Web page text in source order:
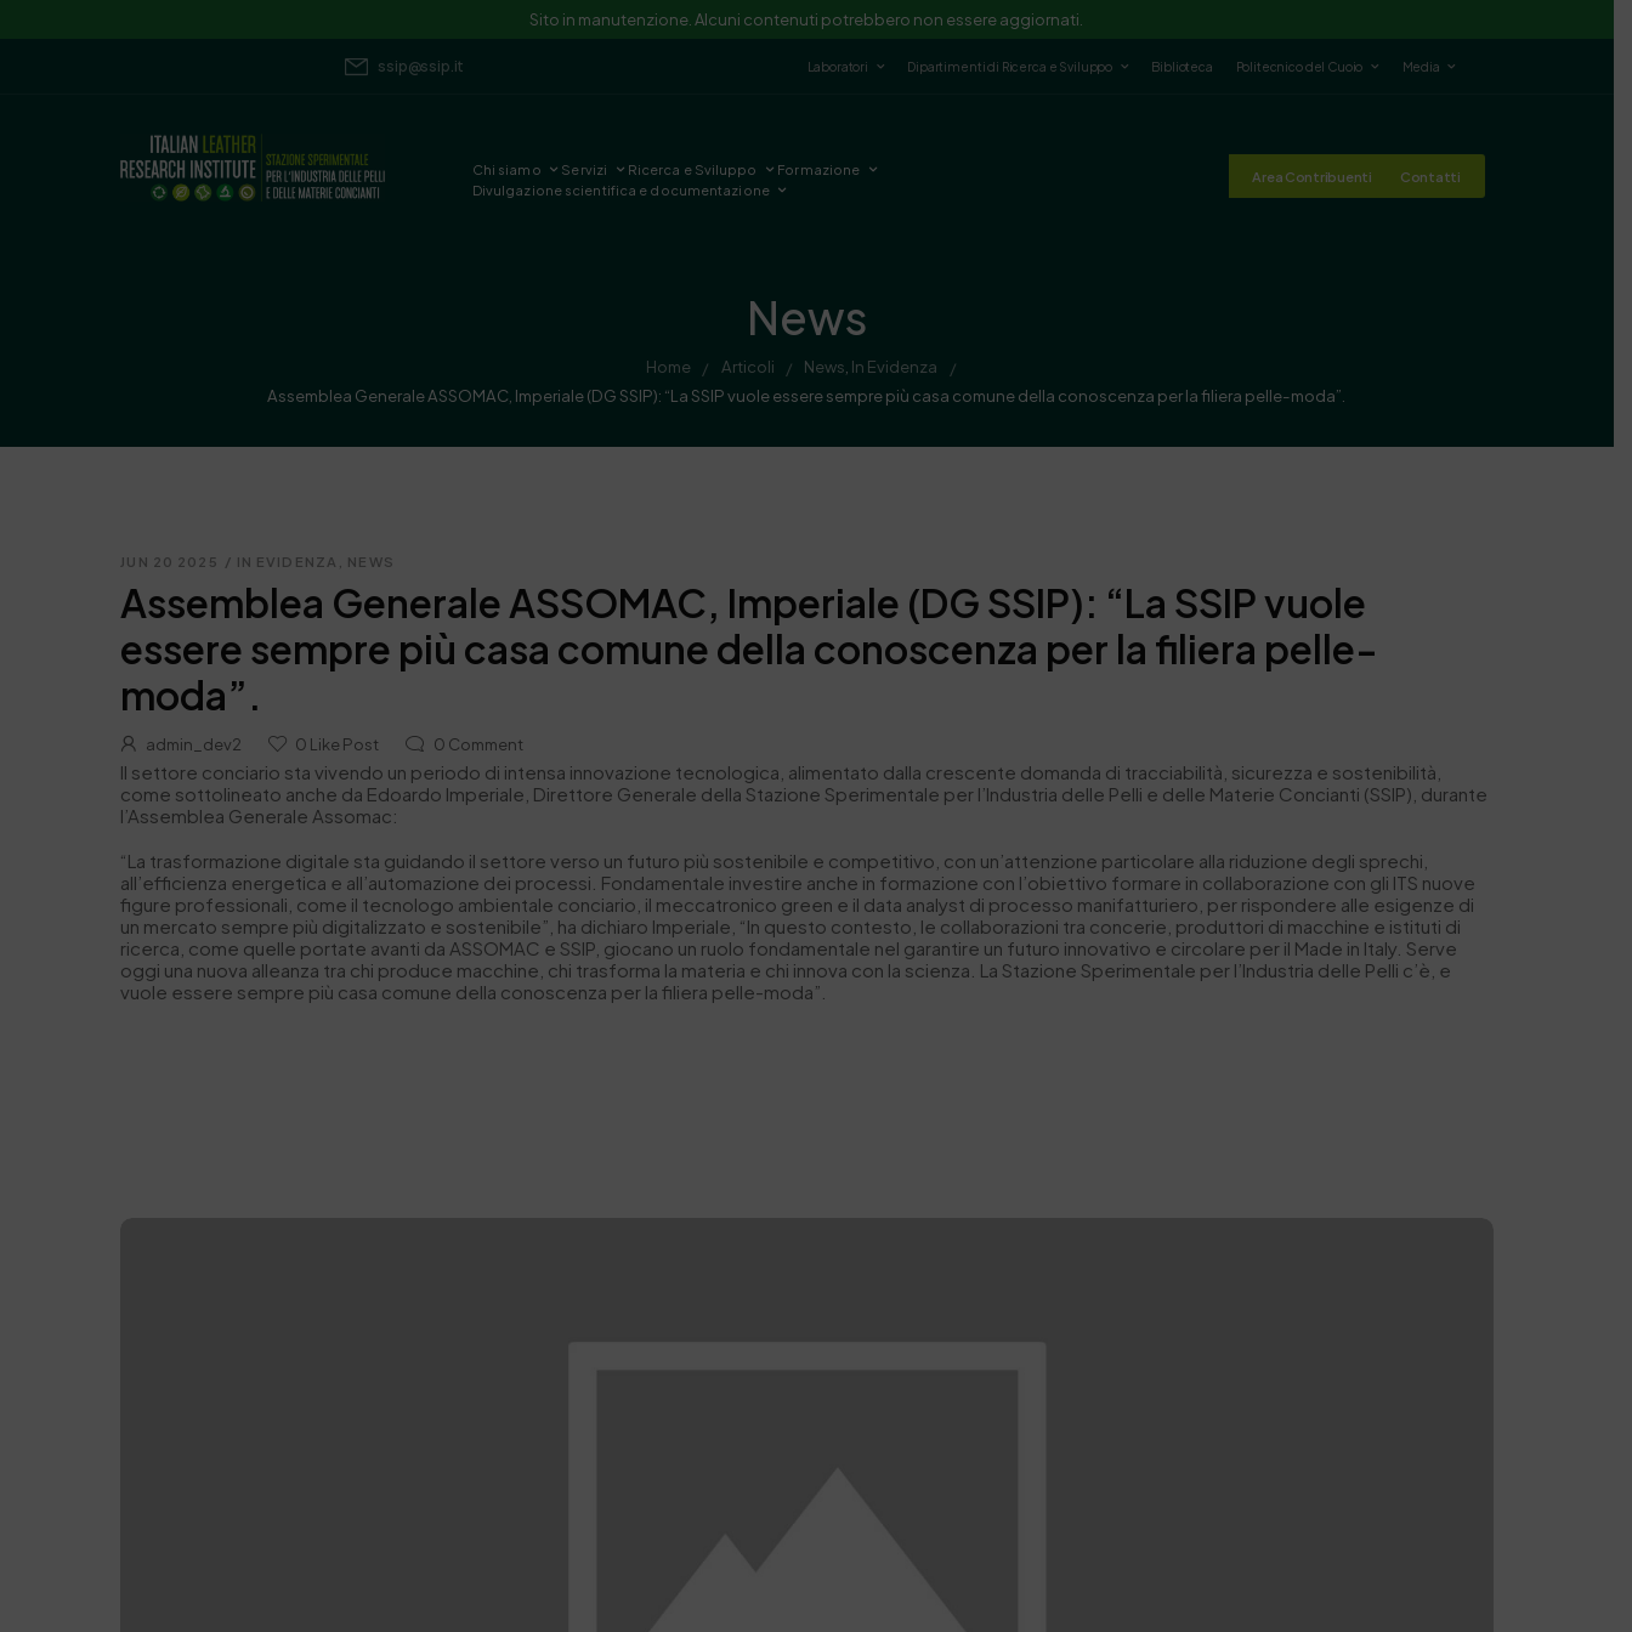
Sito in manutenzione. Alcuni contenuti potrebbero non essere aggiornati.
ssip@ssip.it Laboratori Dipartimenti di Ricerca e Sviluppo Biblioteca Politecnico del Cuoio Media
Chi siamo Servizi Ricerca e Sviluppo
Formazione
Divulgazione scientifica e documentazione
Area Contribuenti Contatti
News
Home / Articoli / News In Evidenza
/
Assemblea Generale ASSOMAC, Imperiale (DG SSIP): “La SSIP vuole essere sempre più casa comune della conoscenza per la filiera pelle-moda”.
JUN 20 2025 / IN EVIDENZA NEWS
Assemblea Generale ASSOMAC, Imperiale (DG SSIP): “La SSIP vuole
essere sempre più casa comune della conoscenza per la filiera pelle-
moda”.
admin_dev2 0 Like Post 0 Comment
Il settore conciario sta vivendo un periodo di intensa innovazione tecnologica, alimentato dalla crescente domanda di tracciabilità, sicurezza e sostenibilità,
come sottolineato anche da Edoardo Imperiale, Direttore Generale della Stazione Sperimentale per l’Industria delle Pelli e delle Materie Concianti (SSIP), durante
l’Assemblea Generale Assomac:
“La trasformazione digitale sta guidando il settore verso un futuro più sostenibile e competitivo, con un’attenzione particolare alla riduzione degli sprechi,
all’efficienza energetica e all’automazione dei processi. Fondamentale investire anche in formazione con l’obiettivo formare in collaborazione con gli ITS nuove
figure professionali, come il tecnologo ambientale conciario, il meccatronico green e il data analyst di processo manifatturiero, per rispondere alle esigenze di
un mercato sempre più digitalizzato e sostenibile”, ha dichiaro Imperiale, “In questo contesto, le collaborazioni tra concerie, produttori di macchine e istituti di
ricerca, come quelle portate avanti da ASSOMAC e SSIP, giocano un ruolo fondamentale nel garantire un futuro innovativo e circolare per il Made in Italy. Serve
oggi una nuova alleanza tra chi produce macchine, chi trasforma la materia e chi innova con la scienza. La Stazione Sperimentale per l’Industria delle Pelli c’è, e
vuole essere sempre più casa comune della conoscenza per la filiera pelle-moda”.